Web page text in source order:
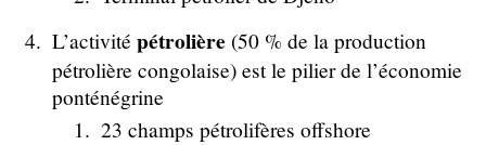
L’activité pétrolière (50 % de la production
pétrolière congolaise) est le pilier de l’économie
ponténégrine
23 champs pétrolifères offshore